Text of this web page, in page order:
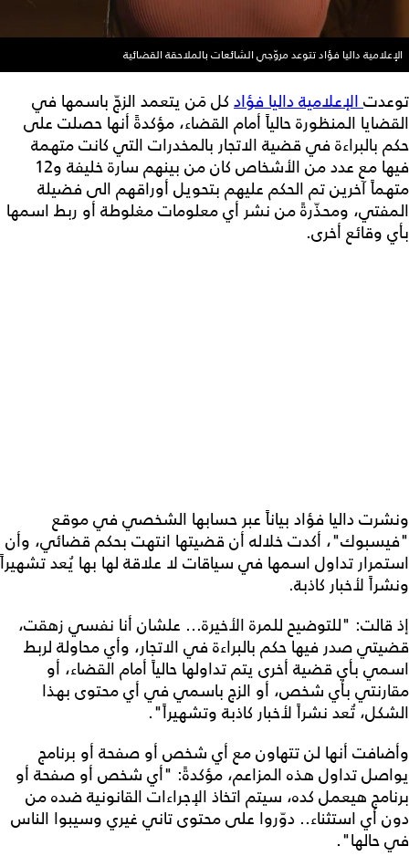
الإعلامية داليا فؤاد تتوعد مروّجي الشائعات بالملاحقة القضائية
توعدتالإعلامية داليا فؤاد كل مَن يتعمد الزجّ باسمها في
القضايا المنظورة حالياً أمام القضاء، مؤكدةً أنها حصلت على
حكم بالبراءة في قضية الاتجار بالمخدرات التي كانت متهمة
فيها مع عدد من الأشخاص كان من بينهم سارة خليفة و12
متهماً آخرين تم الحكم عليهم بتحويل أوراقهم الى فضيلة
المفتي، ومحذّرةً من نشر أي معلومات مغلوطة أو ربط اسمها
بأي وقائع أخرى.
ونشرت داليا فؤاد بياناً عبر حسابها الشخصي في موقع
"فيسبوك"، أكدت خلاله أن قضيتها انتهت بحكم قضائي، وأن
استمرار تداول اسمها في سياقات لا علاقة لها بها يُعد تشهيراً
ونشراً لأخبار كاذبة.
إذ قالت: "للتوضيح للمرة الأخيرة… علشان أنا نفسي زهقت،
قضيتي صدر فيها حكم بالبراءة في الاتجار، وأي محاولة لربط
اسمي بأي قضية أخرى يتم تداولها حالياً أمام القضاء، أو
مقارنتي بأي شخص، أو الزج باسمي في أي محتوى بهذا
الشكل، تُعد نشراً لأخبار كاذبة وتشهيراً".
وأضافت أنها لن تتهاون مع أي شخص أو صفحة أو برنامج
يواصل تداول هذه المزاعم، مؤكدةً: "أي شخص أو صفحة أو
برنامج هيعمل كده، سيتم اتخاذ الإجراءات القانونية ضده من
دون أي استثناء.. دوّروا على محتوى تاني غيري وسيبوا الناس
في حالها".